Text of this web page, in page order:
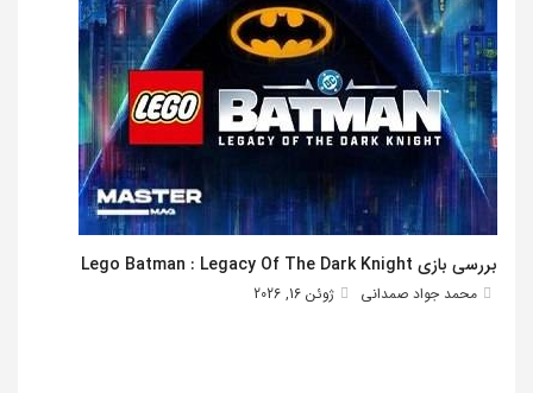
بررسی بازی Lego Batman : Legacy Of The Dark Knight
محمد جواد صمدانی ژوئن 16, 2026